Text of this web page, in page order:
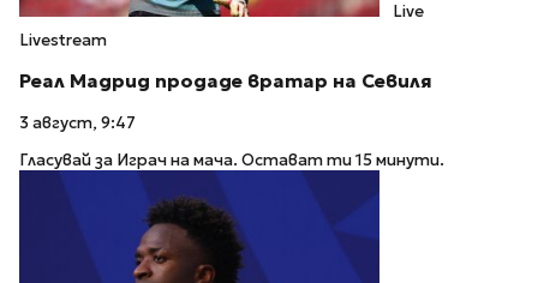
Live
Livestream
Реал Мадрид продаде вратар на Севиля
3 август, 9:47
Гласувай за Играч на мача. Остават ти 15 минути.